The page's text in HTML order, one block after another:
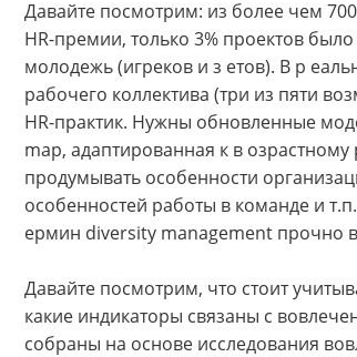
Давайте посмотрим: из более чем
HR-премии, только 3% проектов
молодежь (игреков и з етов). В р
рабочего коллектива (три из пяти
HR-практик. Нужны обновленные
map, адаптированная к в
продумывать особенности
особенностей работы в команде и
ермин diversity management прочно
Давайте посмотрим, что стоит
какие индикаторы связаны с
собраны на основе исследования